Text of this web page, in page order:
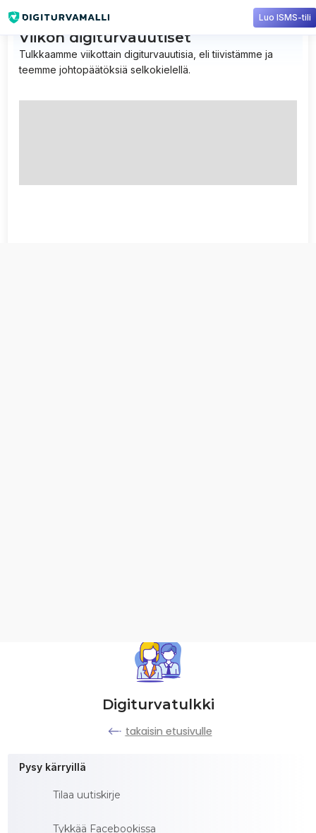
Digiturvatulkki
takaisin etusivulle
Pysy kärryillä
Tilaa uutiskirje
Tykkää Facebookissa
Viikon digiturvauutiset
Tulkkaamme viikottain digiturvauutisia, eli tiivistämme ja
teemme johtopäätöksiä selkokielellä.
Luo ISMS-tili